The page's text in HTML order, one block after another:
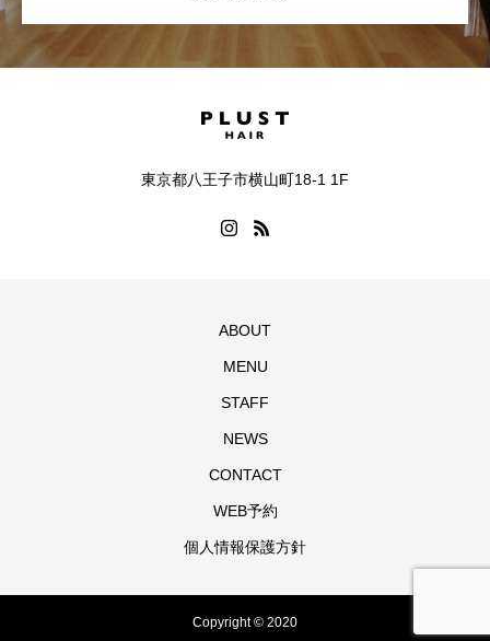
東京都八王子市横山町18-1 1F
ABOUT
MENU
STAFF
NEWS
CONTACT
WEB予約
個人情報保護方針
Copyright © 2020